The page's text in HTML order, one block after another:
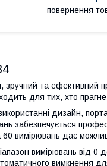
повернення
та ефективний
для тих, хто
дизайн,
забезпечується
вимірювань дає
вимірювань від
вимкнення для